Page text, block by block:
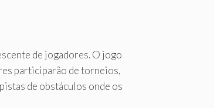
de jogadores. O jogo
participarão de torneios,
de obstáculos onde os